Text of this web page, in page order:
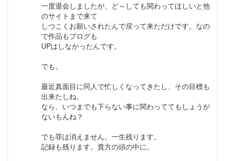
一度退会しましたが、ど～しても関わってほしいと他
のサイトまで来て
しつこくお願いされたんで戻って来ただけです。なの
で作品もブログも
UPはしなかったんです。
でも。
最近真面目に同人で忙しくなってきたし、その目標も
出来たしね。
なら、いつまでも下らない事に関わっててもしょうが
ないもんね？
でも罪は消えません。一生残ります。
記録も残ります。貴方の頭の中に。